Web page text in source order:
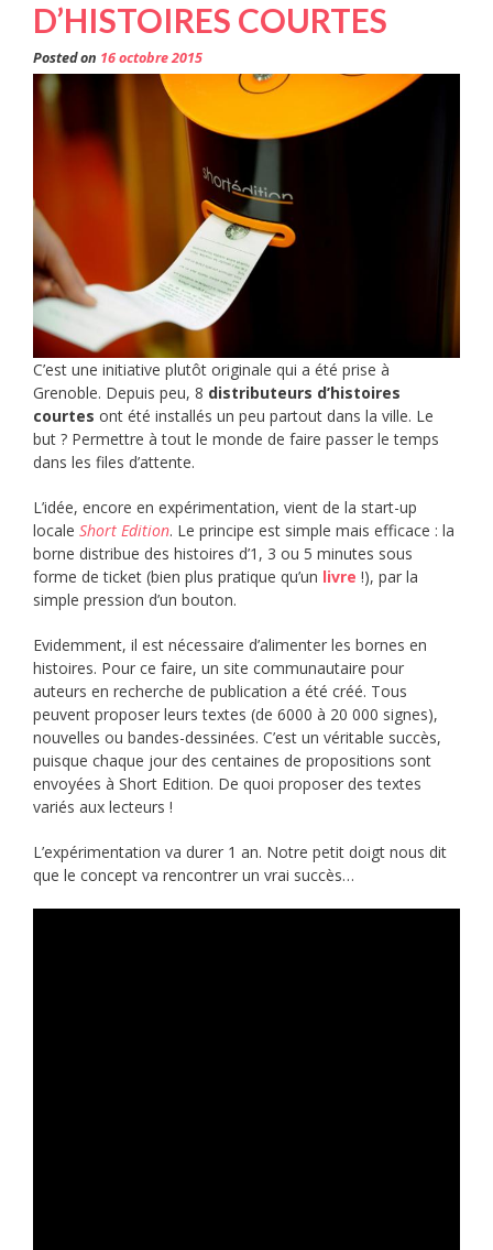
D’HISTOIRES COURTES
Posted on 16 octobre 2015
C’est une initiative plutôt originale qui a été prise à
Grenoble. Depuis peu, 8 distributeurs d’histoires
courtes ont été installés un peu partout dans la ville. Le
but ? Permettre à tout le monde de faire passer le temps
dans les files d’attente.
L’idée, encore en expérimentation, vient de la start-up
locale Short Edition. Le principe est simple mais efficace : la
borne distribue des histoires d’1, 3 ou 5 minutes sous
forme de ticket (bien plus pratique qu’un livre !), par la
simple pression d’un bouton.
Evidemment, il est nécessaire d’alimenter les bornes en
histoires. Pour ce faire, un site communautaire pour
auteurs en recherche de publication a été créé. Tous
peuvent proposer leurs textes (de 6000 à 20 000 signes),
nouvelles ou bandes-dessinées. C’est un véritable succès,
puisque chaque jour des centaines de propositions sont
envoyées à Short Edition. De quoi proposer des textes
variés aux lecteurs !
L’expérimentation va durer 1 an. Notre petit doigt nous dit
que le concept va rencontrer un vrai succès…